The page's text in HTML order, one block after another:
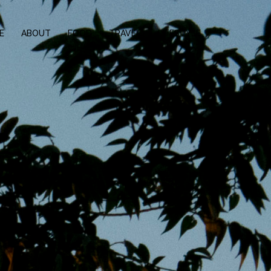
ABOUT FOOD TRAVEL LIFESTYLE